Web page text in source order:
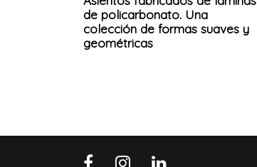
de policarbonato. Una
colección de formas suaves y
geométricas